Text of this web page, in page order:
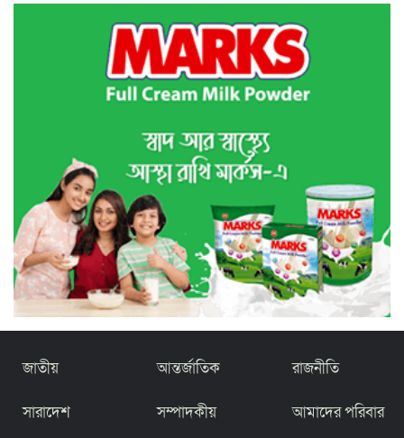
জাতীয় আন্তর্জাতিক রাজনীতি
সারাদেশ সম্পাদকীয় আমাদের পরিবার